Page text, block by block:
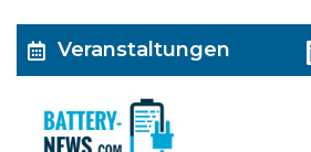
Veranstaltungen